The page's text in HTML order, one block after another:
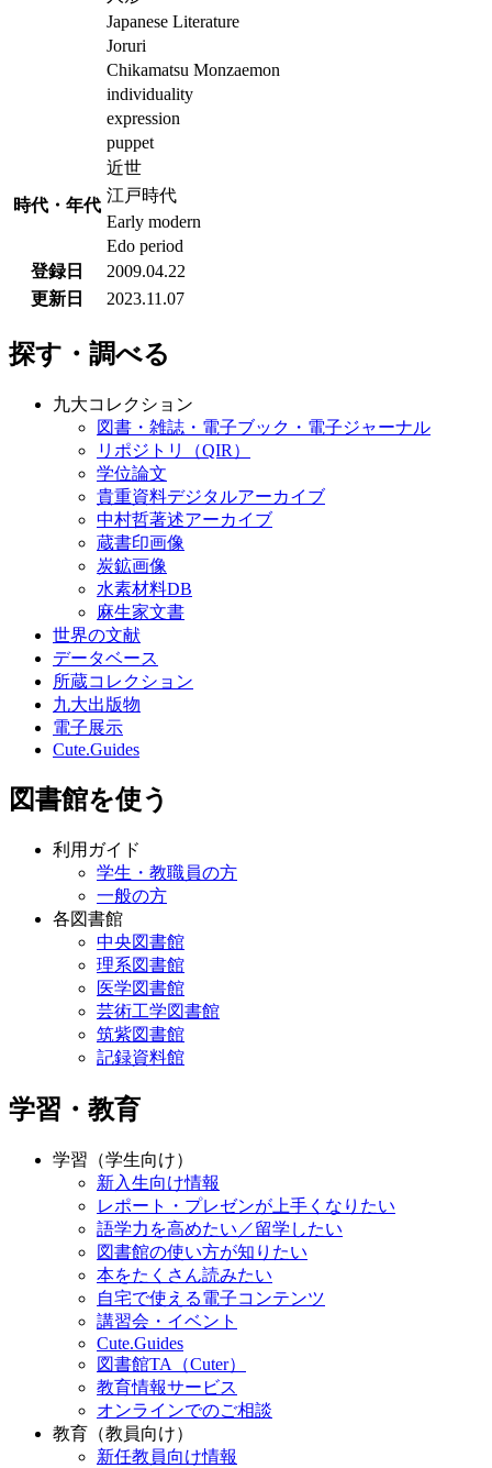
Japanese Literature
Joruri
Chikamatsu Monzaemon
individuality
expression
puppet
時代・年代
近世
江戸時代
Early modern
Edo period
登録日
2009.04.22
更新日
2023.11.07
探す・調べる
九大コレクション
図書・雑誌・電子ブック・電子ジャーナル
リポジトリ（QIR）
学位論文
貴重資料デジタルアーカイブ
中村哲著述アーカイブ
蔵書印画像
炭鉱画像
水素材料DB
麻生家文書
世界の文献
データベース
所蔵コレクション
九大出版物
電子展示
Cute.Guides
図書館を使う
利用ガイド
学生・教職員の方
一般の方
各図書館
中央図書館
理系図書館
医学図書館
芸術工学図書館
筑紫図書館
記録資料館
学習・教育
学習（学生向け）
新入生向け情報
レポート・プレゼンが上手くなりたい
語学力を高めたい／留学したい
図書館の使い方が知りたい
本をたくさん読みたい
自宅で使える電子コンテンツ
講習会・イベント
Cute.Guides
図書館TA（Cuter）
教育情報サービス
オンラインでのご相談
教育（教員向け）
新任教員向け情報